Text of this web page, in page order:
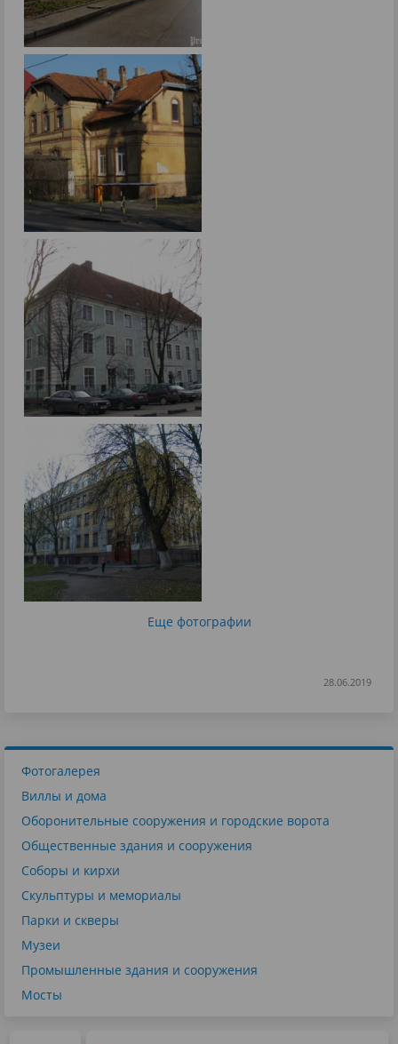
Еще фотографии
28.06.2019
Фотогалерея
Виллы и дома
Оборонительные сооружения и городские ворота
Общественные здания и сооружения
Соборы и кирхи
Скульптуры и мемориалы
Парки и скверы
Музеи
Промышленные здания и сооружения
Мосты